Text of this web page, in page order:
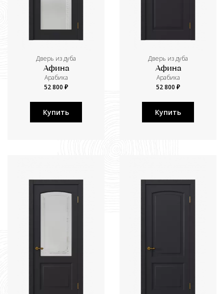
Дверь из дуба
Афина
Aрабика
52 800 ₽
Купить
Дверь из дуба
Афина
Aрабика
52 800 ₽
Купить